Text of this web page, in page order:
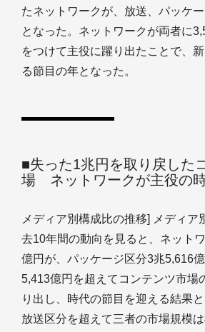
たネットワークが、放送、パッケ
となった。ネットワークが両者に
をつけて主役に躍り出たことで、
る節目の年となった。
■失った1兆円を取り戻した
場 ネットワークが主役の
メディア別構成比の推移] メディア
去10年間の動向を見ると、ネット
億円が、パッケージ区分3兆5,616
5,413億円を超えてコンテンツ市場
り出し、時代の節目を迎える結果
放送区分を超えて三者の市場規模